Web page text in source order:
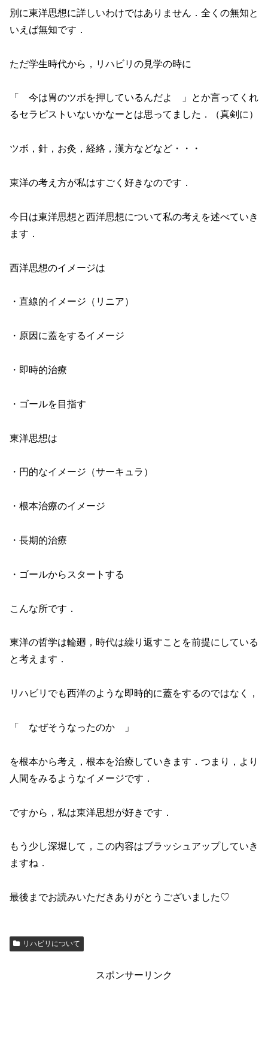
別に東洋思想に詳しいわけではありません．全くの無知と
いえば無知です．
ただ学生時代から，リハビリの見学の時に
「 今は胃のツボを押しているんだよ 」とか言ってくれ
るセラピストいないかなーとは思ってました．（真剣に）
ツボ，針，お灸，経絡，漢方などなど・・・
東洋の考え方が私はすごく好きなのです．
今日は東洋思想と西洋思想について私の考えを述べていき
ます．
西洋思想のイメージは
・直線的イメージ（リニア）
・原因に蓋をするイメージ
・即時的治療
・ゴールを目指す
東洋思想は
・円的なイメージ（サーキュラ）
・根本治療のイメージ
・長期的治療
・ゴールからスタートする
こんな所です．
東洋の哲学は輪廻，時代は繰り返すことを前提にしている
と考えます．
リハビリでも西洋のような即時的に蓋をするのではなく，
「 なぜそうなったのか 」
を根本から考え，根本を治療していきます．つまり，より
人間をみるようなイメージです．
ですから，私は東洋思想が好きです．
もう少し深堀して，この内容はブラッシュアップしていき
ますね．
最後までお読みいただきありがとうございました♡
リハビリについて
スポンサーリンク